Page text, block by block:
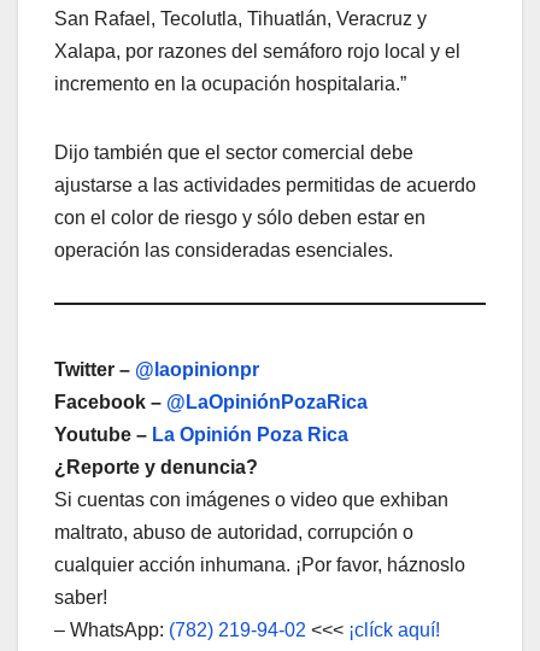
San Rafael, Tecolutla, Tihuatlán, Veracruz y
Xalapa, por razones del semáforo rojo local y el
incremento en la ocupación hospitalaria.”
Dijo también que el sector comercial debe
ajustarse a las actividades permitidas de acuerdo
con el color de riesgo y sólo deben estar en
operación las consideradas esenciales.
Twitter – @laopinionpr
Facebook – @LaOpiniónPozaRica
Youtube – La Opinión Poza Rica
¿Reporte y denuncia?
Si cuentas con imágenes o video que exhiban
maltrato, abuso de autoridad, corrupción o
cualquier acción inhumana. ¡Por favor, háznoslo
saber!
– WhatsApp: (782) 219-94-02 <<< ¡clíck aquí!